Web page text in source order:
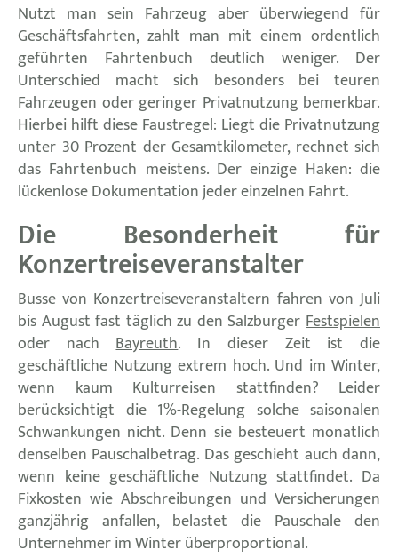
Nutzt man sein Fahrzeug aber überwiegend für
Geschäftsfahrten, zahlt man mit einem ordentlich
geführten Fahrtenbuch deutlich weniger. Der
Unterschied macht sich besonders bei teuren
Fahrzeugen oder geringer Privatnutzung bemerkbar.
Hierbei hilft diese Faustregel: Liegt die Privatnutzung
unter 30 Prozent der Gesamtkilometer, rechnet sich
das Fahrtenbuch meistens. Der einzige Haken: die
lückenlose Dokumentation jeder einzelnen Fahrt.
Die Besonderheit für
Konzertreiseveranstalter
Busse von Konzertreiseveranstaltern fahren von Juli
bis August fast täglich zu den Salzburger Festspielen
oder nachBayreuth. In dieser Zeit ist die
geschäftliche Nutzung extrem hoch. Und im Winter,
wenn kaum Kulturreisen stattfinden? Leider
berücksichtigt die 1%-Regelung solche saisonalen
Schwankungen nicht. Denn sie besteuert monatlich
denselben Pauschalbetrag. Das geschieht auch dann,
wenn keine geschäftliche Nutzung stattfindet. Da
Fixkosten wie Abschreibungen und Versicherungen
ganzjährig anfallen, belastet die Pauschale den
Unternehmer im Winter überproportional.